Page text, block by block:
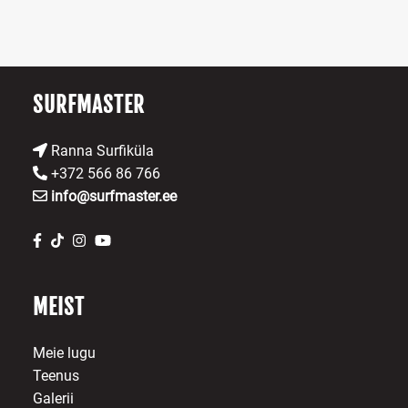
product
SURFMASTER
Ranna Surfiküla
+372 566 86 766
info@surfmaster.ee
MEIST
Meie lugu
Teenus
Galerii